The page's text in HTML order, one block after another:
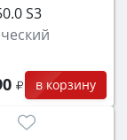
S3
в корзину